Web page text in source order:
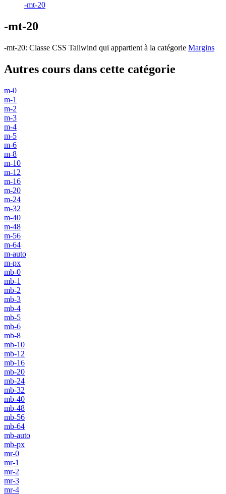
-mt-20
-mt-20
-mt-20: Classe CSS Tailwind qui appartient à la catégorie Margins
Autres cours dans cette catégorie
m-0
m-1
m-2
m-3
m-4
m-5
m-6
m-8
m-10
m-12
m-16
m-20
m-24
m-32
m-40
m-48
m-56
m-64
m-auto
m-px
mb-0
mb-1
mb-2
mb-3
mb-4
mb-5
mb-6
mb-8
mb-10
mb-12
mb-16
mb-20
mb-24
mb-32
mb-40
mb-48
mb-56
mb-64
mb-auto
mb-px
mr-0
mr-1
mr-2
mr-3
mr-4